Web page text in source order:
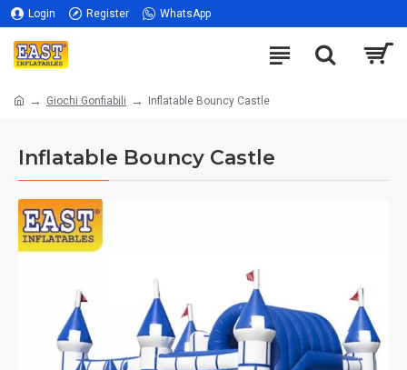
Login Register WhatsApp
Giochi Gonfiabili Inflatable Bouncy Castle
Inflatable Bouncy Castle